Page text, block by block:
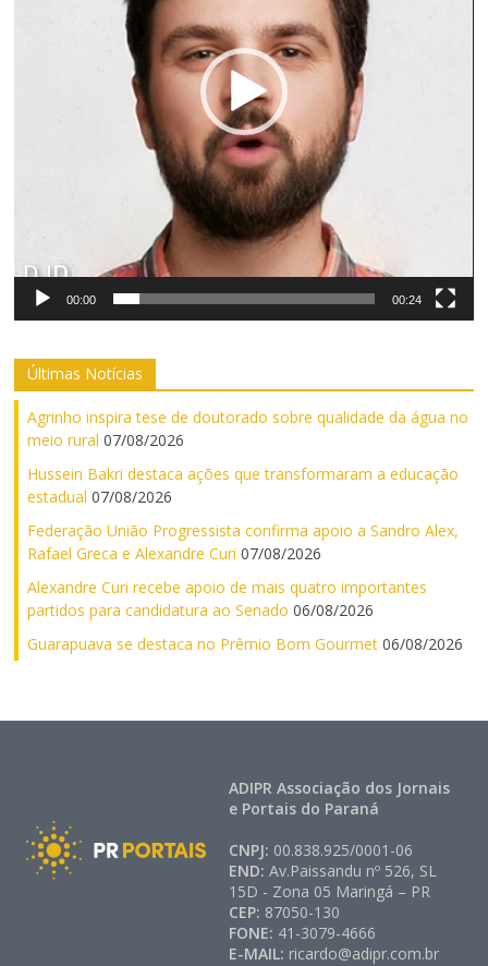
00:00 00:24
Últimas Notícias
Agrinho inspira tese de doutorado sobre qualidade da água no
meio rural 07/08/2026
Hussein Bakri destaca ações que transformaram a educação
estadual 07/08/2026
Federação União Progressista confirma apoio a Sandro Alex,
Rafael Greca e Alexandre Curi 07/08/2026
Alexandre Curi recebe apoio de mais quatro importantes
partidos para candidatura ao Senado 06/08/2026
Guarapuava se destaca no Prêmio Bom Gourmet 06/08/2026
ADIPR Associação dos Jornais
e Portais do Paraná
CNPJ: 00.838.925/0001-06
END:Av.Paissandu nº 526, SL
15D - Zona 05 Maringá – PR
CEP: 87050-130
FONE: 41-3079-4666
E-MAIL: ricardo@adipr.com.br